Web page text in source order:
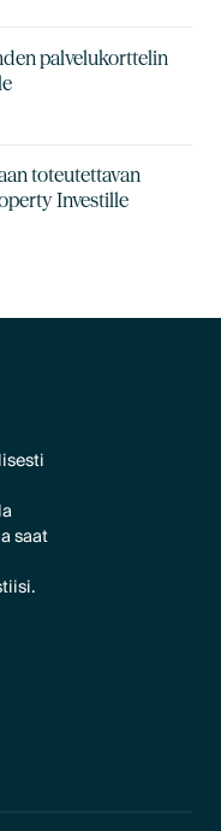
palvelukorttelin
toteutettavan
Investille
saat